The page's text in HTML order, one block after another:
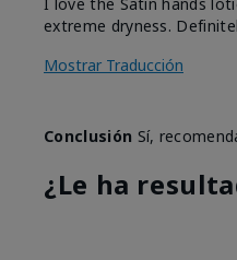
extreme dryness.
Mostrar Traducción
Conclusión Sí,
¿Le ha